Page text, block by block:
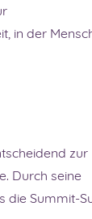
in der
zur
Durch seine
die Summit-